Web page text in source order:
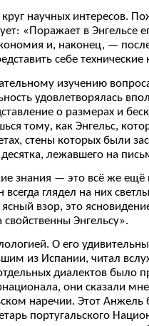
научных интересов.
«Поражает в Энгельсе
и, наконец, —
себе технические
изучению
удовлетворялась
о размерах и
тому, как Энгельс,
стены которых были
лежавшего на
знания — это всё же
глядел на них
взор, это
Энгельсу».
О его
из Испании, читал
диалектов было
они сказали
наречии. Этот
португальского